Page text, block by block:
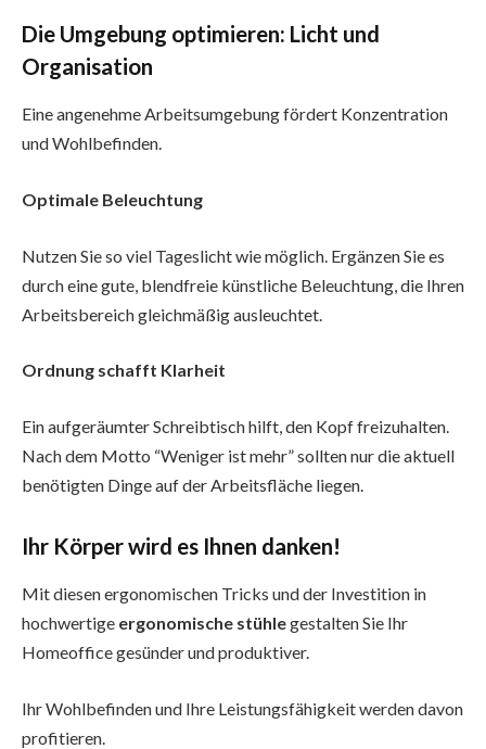
Die Umgebung optimieren: Licht und
Organisation
Eine angenehme Arbeitsumgebung fördert Konzentration
und Wohlbefinden.
Optimale Beleuchtung
Nutzen Sie so viel Tageslicht wie möglich. Ergänzen Sie es
durch eine gute, blendfreie künstliche Beleuchtung, die Ihren
Arbeitsbereich gleichmäßig ausleuchtet.
Ordnung schafft Klarheit
Ein aufgeräumter Schreibtisch hilft, den Kopf freizuhalten.
Nach dem Motto “Weniger ist mehr” sollten nur die aktuell
benötigten Dinge auf der Arbeitsfläche liegen.
Ihr Körper wird es Ihnen danken!
Mit diesen ergonomischen Tricks und der Investition in
hochwertige ergonomische stühlegestalten Sie Ihr
Homeoffice gesünder und produktiver.
Ihr Wohlbefinden und Ihre Leistungsfähigkeit werden davon
profitieren.